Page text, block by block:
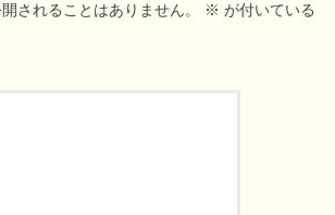
されることはありません。 ※ が付いている